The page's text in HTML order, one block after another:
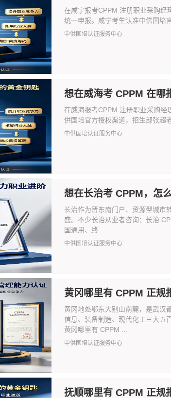
在咸宁报考CPPM 注册职业采购经
统一申报。咸宁考生认准中供国培
中供国培认证服务中心
想在威海考 CPPM 在哪
在威海报考CPPM 注册职业采购经
供国培官方授权渠道，招生部张超
中供国培认证服务中心
想在长治考 CPPM，怎
长治作为晋东南门户、资源型城市
盛。不少长治从业者咨询：长治
国通用、终...
中供国培认证服务中心
黄冈哪里有 CPPM 正规
黄冈地处鄂东大别山南麓，是武汉
信息、装备制造、现代化工三大五
黄冈哪里有 CPPM ...
中供国培认证服务中心
抚顺哪里有 CPPM 正规